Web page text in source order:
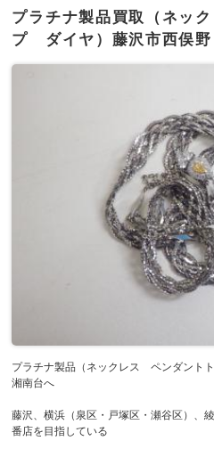
プラチナ製品買取（ネッ
プ ダイヤ）藤沢市西俣野
プラチナ製品（ネックレス ペンダント
湘南台へ
藤沢、横浜（泉区・戸塚区・瀬谷区）、
番店を目指している